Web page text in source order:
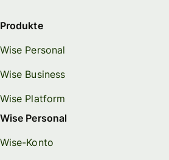
Produkte
Wise Personal
Wise Business
Wise Platform
Wise Personal
Wise-Konto